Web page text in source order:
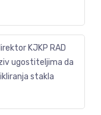
KJKP RAD
ugostiteljima da
stakla